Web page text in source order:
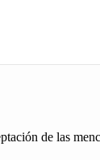
de las